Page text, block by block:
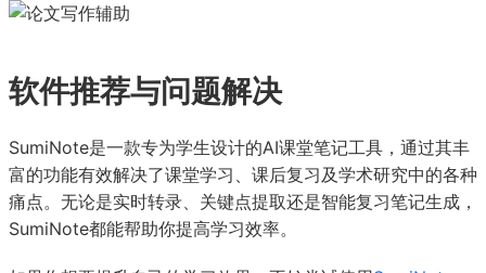
软件推荐与问题解决
SumiNote是一款专为学生设计的AI课堂笔记工具，通过其丰
富的功能有效解决了课堂学习、课后复习及学术研究中的各种
痛点。无论是实时转录、关键点提取还是智能复习笔记生成，
SumiNote都能帮助你提高学习效率。